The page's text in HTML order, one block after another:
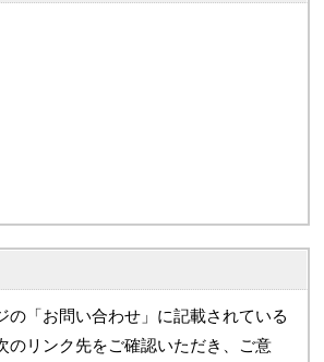
「お問い合わせ」に記載されている
のリンク先をご確認いただき、ご意